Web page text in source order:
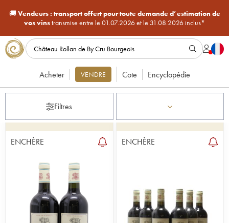
🚚Vendeurs : transport offert pour toute demande d’estimation de
vos vinstransmise entre le 01.07.2026 et le 31.08.2026 inclus*
Acheter VENDRE Cote Encyclopédie
Filtres
ENCHÈRE ENCHÈRE